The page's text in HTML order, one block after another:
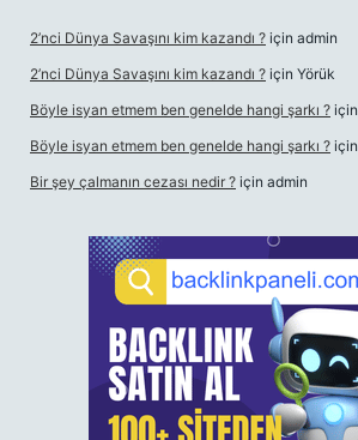
2’nci Dünya Savaşını kim kazandı ? için admin
2’nci Dünya Savaşını kim kazandı ? için Yörük
Böyle isyan etmem ben genelde hangi şarkı ? için
Böyle isyan etmem ben genelde hangi şarkı ? için
Bir şey çalmanın cezası nedir ? için admin